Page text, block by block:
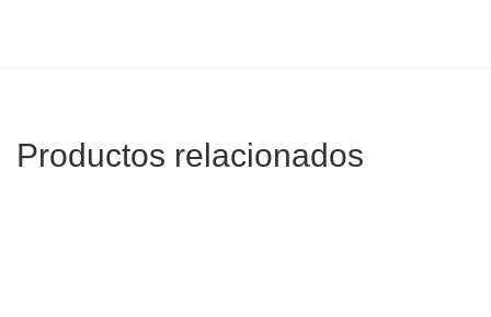
Productos relacionados